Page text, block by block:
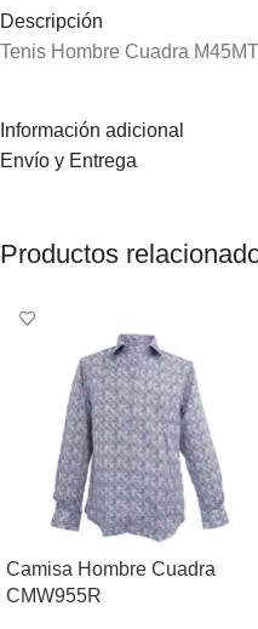
Descripción
Tenis Hombre Cuadra
Información adicional
Envío y Entrega
Productos
Camisa Hombre Cuadra
CMW955R